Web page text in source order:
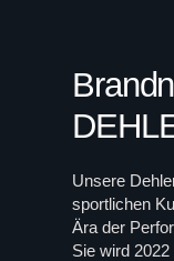
Unsere
sportlichen
Ära der
Sie wird